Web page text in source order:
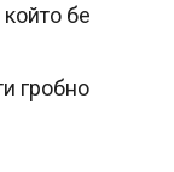
бе
гробно